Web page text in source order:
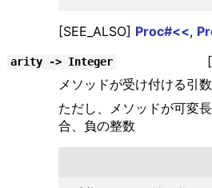
[SEE_ALSO] Proc#<<,
arity -> Integer [
メソッドが受け付ける引
ただし、メソッドが可変
合、負の整数